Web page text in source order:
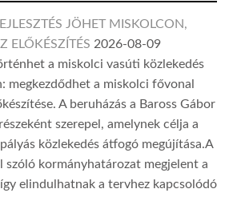
JÖHET MISKOLCON,
ELŐKÉSZÍTÉS 2026-08-09
a miskolci vasúti közlekedés
megkezdődhet a miskolci fővonal
A beruházás a Baross Gábor
szerepel, amelynek célja a
közlekedés átfogó megújítása.A
szóló kormányhatározat megjelent a
elindulhatnak a tervhez kapcsolódó